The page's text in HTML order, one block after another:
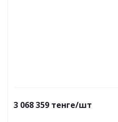
3 068 359 тенге/шт